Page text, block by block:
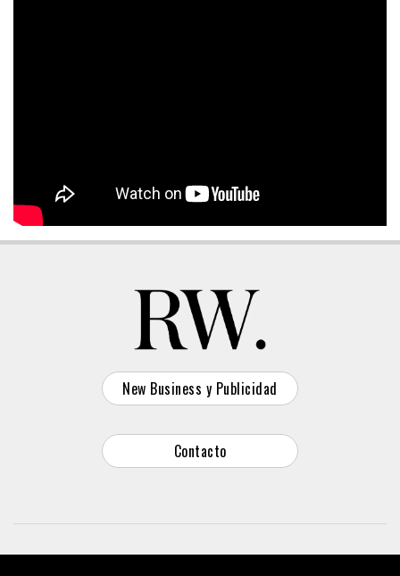
New Business y Publicidad
Contacto